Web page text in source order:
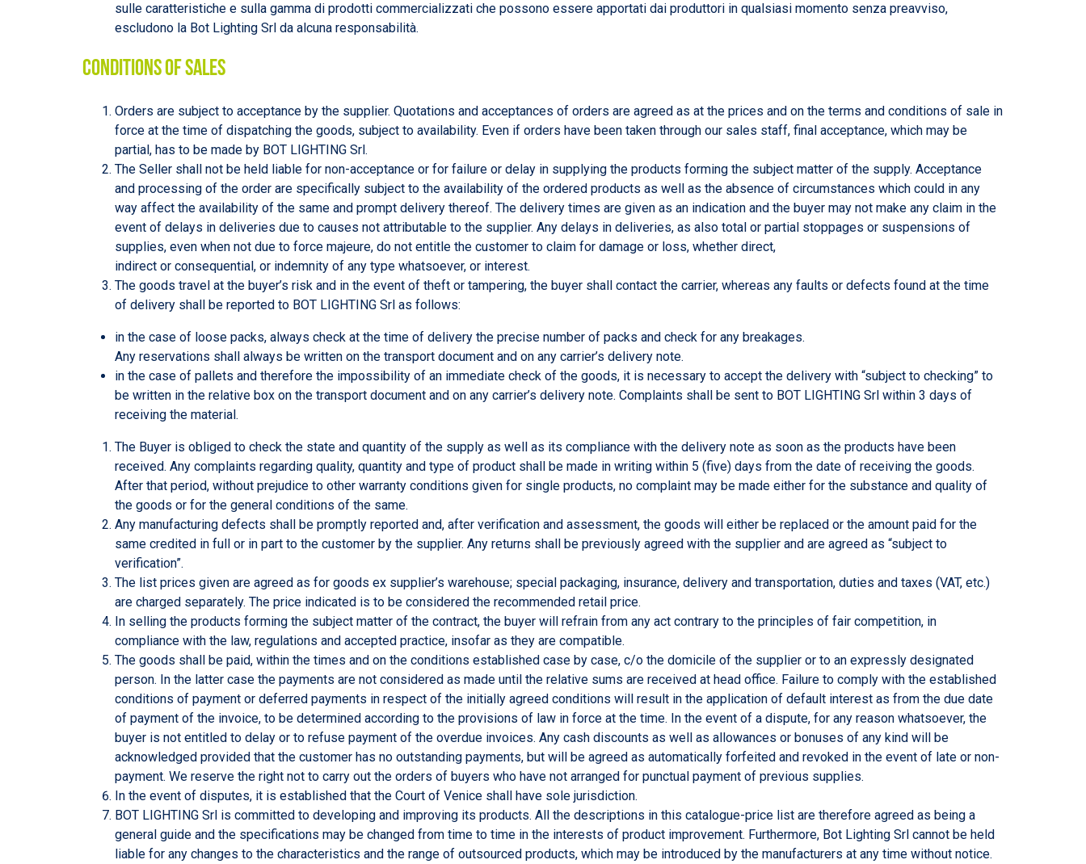
sulle caratteristiche e sulla gamma di prodotti commercializzati che possono essere apportati dai produttori in qualsiasi momento senza preavviso,
escludono la Bot Lighting Srl da alcuna responsabilità.
Conditions of sales
Orders are subject to acceptance by the supplier. Quotations and acceptances of orders are agreed as at the prices and on the terms and conditions of sale in
force at the time of dispatching the goods, subject to availability. Even if orders have been taken through our sales staff, final acceptance, which may be
partial, has to be made by BOT LIGHTING Srl.
The Seller shall not be held liable for non-acceptance or for failure or delay in supplying the products forming the subject matter of the supply. Acceptance
and processing of the order are specifically subject to the availability of the ordered products as well as the absence of circumstances which could in any
way affect the availability of the same and prompt delivery thereof. The delivery times are given as an indication and the buyer may not make any claim in the
event of delays in deliveries due to causes not attributable to the supplier. Any delays in deliveries, as also total or partial stoppages or suspensions of
supplies, even when not due to force majeure, do not entitle the customer to claim for damage or loss, whether direct,
indirect or consequential, or indemnity of any type whatsoever, or interest.
The goods travel at the buyer’s risk and in the event of theft or tampering, the buyer shall contact the carrier, whereas any faults or defects found at the time
of delivery shall be reported to BOT LIGHTING Srl as follows:
in the case of loose packs, always check at the time of delivery the precise number of packs and check for any breakages.
Any reservations shall always be written on the transport document and on any carrier’s delivery note.
in the case of pallets and therefore the impossibility of an immediate check of the goods, it is necessary to accept the delivery with “subject to checking” to
be written in the relative box on the transport document and on any carrier’s delivery note. Complaints shall be sent to BOT LIGHTING Srl within 3 days of
receiving the material.
The Buyer is obliged to check the state and quantity of the supply as well as its compliance with the delivery note as soon as the products have been
received. Any complaints regarding quality, quantity and type of product shall be made in writing within 5 (five) days from the date of receiving the goods.
After that period, without prejudice to other warranty conditions given for single products, no complaint may be made either for the substance and quality of
the goods or for the general conditions of the same.
Any manufacturing defects shall be promptly reported and, after verification and assessment, the goods will either be replaced or the amount paid for the
same credited in full or in part to the customer by the supplier. Any returns shall be previously agreed with the supplier and are agreed as “subject to
verification”.
The list prices given are agreed as for goods ex supplier’s warehouse; special packaging, insurance, delivery and transportation, duties and taxes (VAT, etc.)
are charged separately. The price indicated is to be considered the recommended retail price.
In selling the products forming the subject matter of the contract, the buyer will refrain from any act contrary to the principles of fair competition, in
compliance with the law, regulations and accepted practice, insofar as they are compatible.
The goods shall be paid, within the times and on the conditions established case by case, c/o the domicile of the supplier or to an expressly designated
person. In the latter case the payments are not considered as made until the relative sums are received at head office. Failure to comply with the established
conditions of payment or deferred payments in respect of the initially agreed conditions will result in the application of default interest as from the due date
of payment of the invoice, to be determined according to the provisions of law in force at the time. In the event of a dispute, for any reason whatsoever, the
buyer is not entitled to delay or to refuse payment of the overdue invoices. Any cash discounts as well as allowances or bonuses of any kind will be
acknowledged provided that the customer has no outstanding payments, but will be agreed as automatically forfeited and revoked in the event of late or non-
payment. We reserve the right not to carry out the orders of buyers who have not arranged for punctual payment of previous supplies.
In the event of disputes, it is established that the Court of Venice shall have sole jurisdiction.
BOT LIGHTING Srl is committed to developing and improving its products. All the descriptions in this catalogue-price list are therefore agreed as being a
general guide and the specifications may be changed from time to time in the interests of product improvement. Furthermore, Bot Lighting Srl cannot be held
liable for any changes to the characteristics and the range of outsourced products, which may be introduced by the manufacturers at any time without notice.